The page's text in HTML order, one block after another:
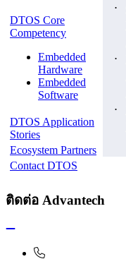
DTOS Core
Competency
Embedded
Hardware
Embedded
Software
DTOS Application
Stories
Ecosystem Partners
Contact DTOS
⋅
⋅
⋅
ติดต่อ Advantech